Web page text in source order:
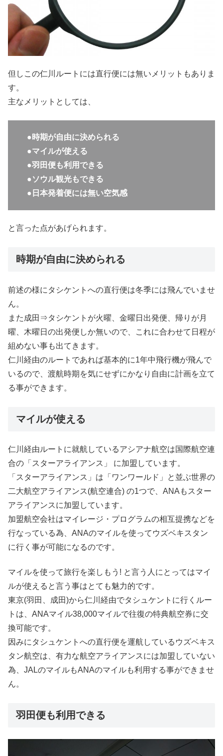
但しこの仁川ルートには直行便には無いメリットもありま
す。
主なメリットとしては、
●時期が自由に決められる
●マイルが使える
●羽田便も利用できる
●ソウル観光もできる
●日本発着便には無い空気感
と言った点があげられます。
時期が自由に決められる
前述の様にタシケントへの直行便は冬季には飛んでいませ
ん。
また成田⇒タシケントが火曜、金曜日出発便、帰りが月
曜、木曜日の出発便しか無いので、これに合わせて日程が
組めない事も出てきます。
仁川経由のルートであれば基本的に1年中飛行機が飛んで
いるので、渡航時期を気にせずにかなり自由に計画を立て
る事ができます。
マイルが使える
仁川経由ルートに就航しているアシアナ航空は国際航空連
合の「スターアライアンス」 に加盟しています。
「スターアライアンス」は「ワンワールド」と並ぶ世界の
二大航空アライアンス(航空連合) の1つで、ANAもスター
アライアンスに加盟しています。
加盟航空会社はマイレージ・プログラムの相互提携などを
行なっている為、ANAのマイルを使ってウズベキスタン
に行く事が可能になるのです。
マイルを使って旅行を楽しもう! と言う人にとってはマイ
ルが使えると言う事はとても魅力的です。
東京(羽田、成田)から仁川経由でタシュケントに行くルー
トは、ANAマイル38,000マイルで往復の特典航空券に交
換可能です。
因みにタシュケントへの直行便を運航しているウズベキス
タン航空は、有力な航空アライアンスには加盟していない
為、JALのマイルもANAのマイルも利用する事ができませ
ん。
羽田便も利用できる